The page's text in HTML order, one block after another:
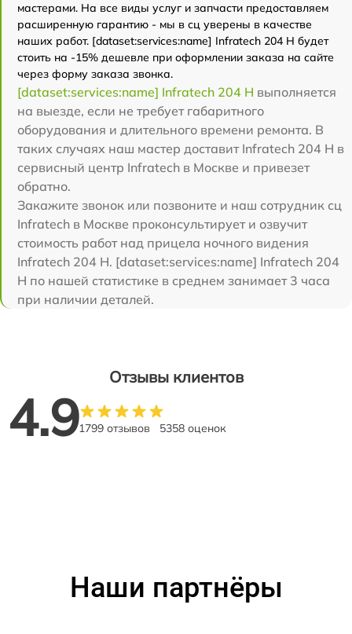
мастерами. На все виды услуг и запчасти предоставляем
расширенную гарантию - мы в сц уверены в качестве
наших работ. [dataset:services:name] Infratech 204 Н будет
стоить на -15% дешевле при оформлении заказа на сайте
через форму заказа звонка.
[dataset:services:name] Infratech 204 Н выполняется
на выезде, если не требует габаритного
оборудования и длительного времени ремонта. В
таких случаях наш мастер доставит Infratech 204 Н в
сервисный центр Infratech в Москве и привезет
обратно.
Закажите звонок или позвоните и наш сотрудник сц
Infratech в Москве проконсультирует и озвучит
стоимость работ над прицела ночного видения
Infratech 204 Н. [dataset:services:name] Infratech 204
Н по нашей статистике в среднем занимает 3 часа
при наличии деталей.
Отзывы клиентов
4.91799 отзывов 5358 оценок
Наши партнёры